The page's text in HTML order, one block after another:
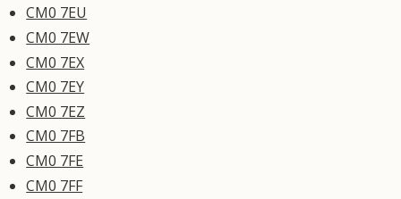
CM0 7EU
CM0 7EW
CM0 7EX
CM0 7EY
CM0 7EZ
CM0 7FB
CM0 7FE
CM0 7FF